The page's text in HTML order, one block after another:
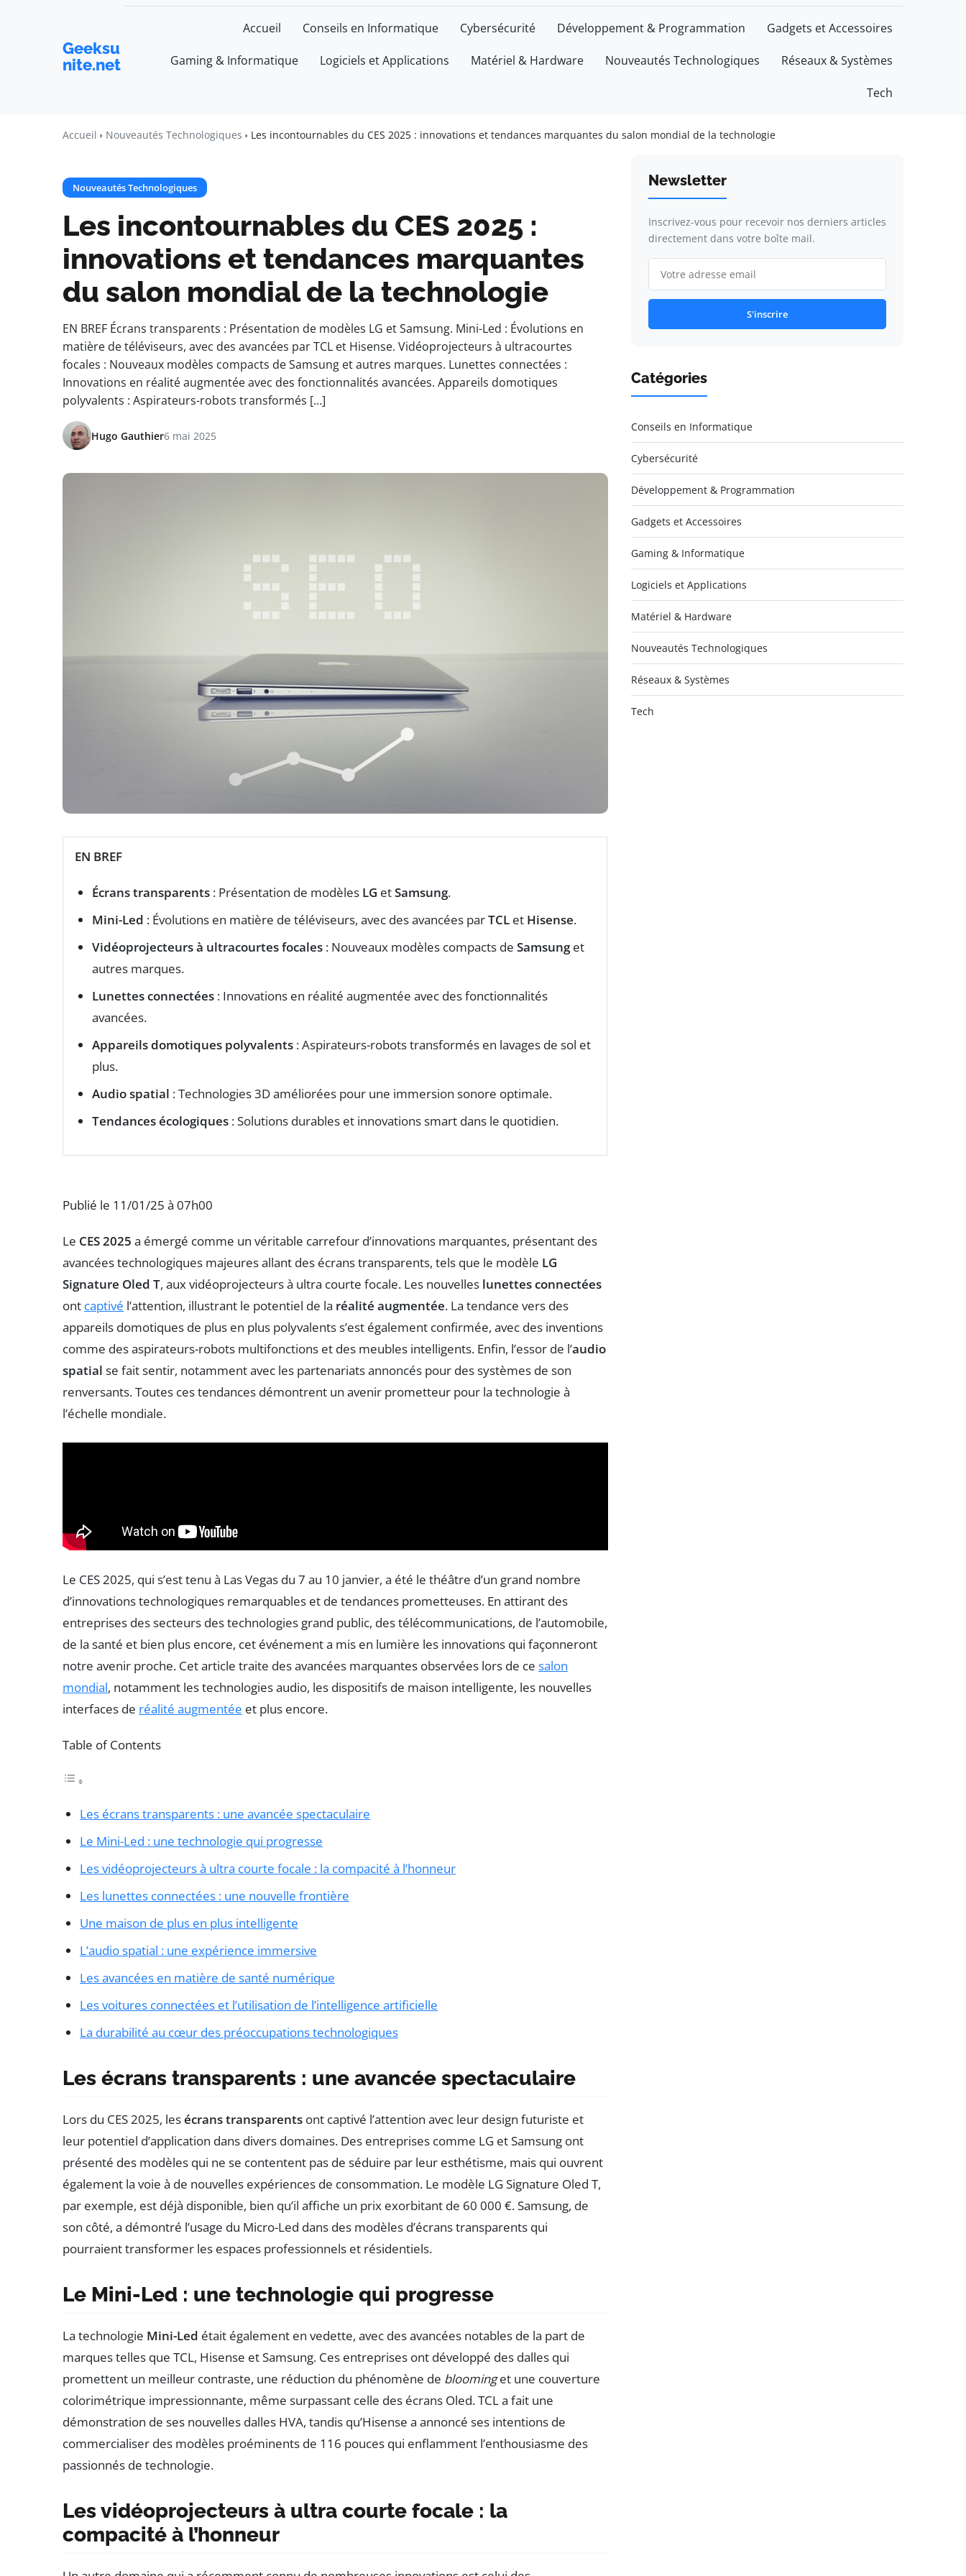
Geeksu
nite.net
Accueil Conseils en Informatique Cybersécurité Développement & Programmation Gadgets et Accessoires
Gaming & Informatique Logiciels et Applications Matériel & Hardware Nouveautés Technologiques Réseaux & Systèmes
Tech
Accueil Nouveautés Technologiques Les incontournables du CES 2025 : innovations et tendances marquantes du salon mondial de la technologie
Nouveautés Technologiques
Les incontournables du CES 2025 :
innovations et tendances marquantes
du salon mondial de la technologie
EN BREF Écrans transparents : Présentation de modèles LG et Samsung. Mini-Led : Évolutions en
matière de téléviseurs, avec des avancées par TCL et Hisense. Vidéoprojecteurs à ultracourtes
focales : Nouveaux modèles compacts de Samsung et autres marques. Lunettes connectées :
Innovations en réalité augmentée avec des fonctionnalités avancées. Appareils domotiques
polyvalents : Aspirateurs-robots transformés […]
Hugo Gauthier6 mai 2025
EN BREF
Écrans transparents : Présentation de modèles LG etSamsung.
Mini-Led : Évolutions en matière de téléviseurs, avec des avancées parTCL et Hisense.
Vidéoprojecteurs à ultracourtes focales : Nouveaux modèles compacts de Samsunget
autres marques.
Lunettes connectées : Innovations en réalité augmentée avec des fonctionnalités
avancées.
Appareils domotiques polyvalents : Aspirateurs-robots transformés en lavages de sol et
plus.
Audio spatial : Technologies 3D améliorées pour une immersion sonore optimale.
Tendances écologiques : Solutions durables et innovations smart dans le quotidien.
Publié le 11/01/25 à 07h00
Le CES 2025 a émergé comme un véritable carrefour d’innovations marquantes, présentant des
avancées technologiques majeures allant des écrans transparents, tels que le modèle LG
Signature Oled T, aux vidéoprojecteurs à ultra courte focale. Les nouvelles lunettes connectées
ont captivé l’attention, illustrant le potentiel de la réalité augmentée. La tendance vers des
appareils domotiques de plus en plus polyvalents s’est également confirmée, avec des inventions
comme des aspirateurs-robots multifonctions et des meubles intelligents. Enfin, l’essor de l’audio
spatial se fait sentir, notamment avec les partenariats annoncés pour des systèmes de son
renversants. Toutes ces tendances démontrent un avenir prometteur pour la technologie à
l’échelle mondiale.
Le CES 2025, qui s’est tenu à Las Vegas du 7 au 10 janvier, a été le théâtre d’un grand nombre
d’innovations technologiques remarquables et de tendances prometteuses. En attirant des
entreprises des secteurs des technologies grand public, des télécommunications, de l’automobile,
de la santé et bien plus encore, cet événement a mis en lumière les innovations qui façonneront
notre avenir proche. Cet article traite des avancées marquantes observées lors de ce salon
mondial, notamment les technologies audio, les dispositifs de maison intelligente, les nouvelles
interfaces de réalité augmentée et plus encore.
Table of Contents
Les écrans transparents : une avancée spectaculaire
Le Mini-Led : une technologie qui progresse
Les vidéoprojecteurs à ultra courte focale : la compacité à l’honneur
Les lunettes connectées : une nouvelle frontière
Une maison de plus en plus intelligente
L’audio spatial : une expérience immersive
Les avancées en matière de santé numérique
Les voitures connectées et l’utilisation de l’intelligence artificielle
La durabilité au cœur des préoccupations technologiques
Les écrans transparents : une avancée spectaculaire
Lors du CES 2025, lesécrans transparents ont captivé l’attention avec leur design futuriste et
leur potentiel d’application dans divers domaines. Des entreprises comme LG et Samsung ont
présenté des modèles qui ne se contentent pas de séduire par leur esthétisme, mais qui ouvrent
également la voie à de nouvelles expériences de consommation. Le modèle LG Signature Oled T,
par exemple, est déjà disponible, bien qu’il affiche un prix exorbitant de 60 000 €. Samsung, de
son côté, a démontré l’usage du Micro-Led dans des modèles d’écrans transparents qui
pourraient transformer les espaces professionnels et résidentiels.
Le Mini-Led : une technologie qui progresse
La technologie Mini-Led était également en vedette, avec des avancées notables de la part de
marques telles que TCL, Hisense et Samsung. Ces entreprises ont développé des dalles qui
promettent un meilleur contraste, une réduction du phénomène de bloominget une couverture
colorimétrique impressionnante, même surpassant celle des écrans Oled. TCL a fait une
démonstration de ses nouvelles dalles HVA, tandis qu’Hisense a annoncé ses intentions de
commercialiser des modèles proéminents de 116 pouces qui enflamment l’enthousiasme des
passionnés de technologie.
Les vidéoprojecteurs à ultra courte focale : la
compacité à l’honneur
Newsletter
Inscrivez-vous pour recevoir nos derniers articles
directement dans votre boîte mail.
S'inscrire
Catégories
Conseils en Informatique
Cybersécurité
Développement & Programmation
Gadgets et Accessoires
Gaming & Informatique
Logiciels et Applications
Matériel & Hardware
Nouveautés Technologiques
Réseaux & Systèmes
Tech